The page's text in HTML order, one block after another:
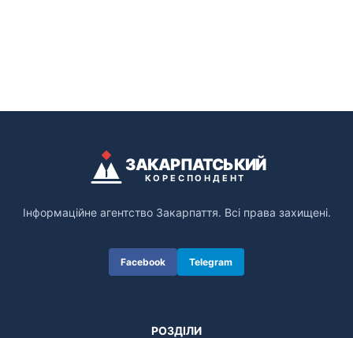
ЗАКАРПАТСЬКИЙ
КОРЕСПОНДЕНТ
Інформаційне агентство Закарпаття. Всі права захищені.
Facebook Telegram
РОЗДІЛИ